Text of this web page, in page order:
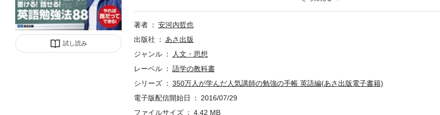
試し読み
を知ること? 英語の学習を継続すること? 毎日の英語学習を楽しく行うことが重要です。これら
則と言っても過言ではありません。本書では、みなさんの英語学習において重要な「読む・聞く
も書かれています。すなわち、「英語の学習法を学びながら、英語の勉強もできる」という一石
たのが、この『勉強の手帳 英語編』です。学習を継続するのに大切なのはモチベーションを維
この本の中には、私の言葉だけでなく、英語の達人やさまざまな分野で活躍した人が語った「継
できるでしょう。他にも今や英語学習の効果測定として避けることができないTOEICテスト(リ
グテスト/スピーキング・ライティングテスト)の対策もまとめました。どこから読み始めてもか
著者
安河内哲也
出版社
あさ出版
ジャンル
人文・思想
レーベル
語学の教科書
シリーズ
350万人が学んだ人気講師の勉強の手帳 英語編(あさ出版電子書籍)
電子版配信開始日
2016/07/29
ファイルサイズ
4.42 MB